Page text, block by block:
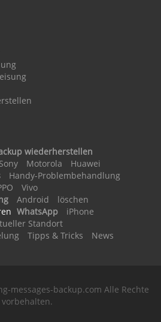
wiederherstellen
Sony Motorola
Huawei
Handy-Problembehandlung
Vivo
Android
löschen
WhatsApp
iPhone
Standort
Tipps & Tricks News
messages-backup.com Alle Rechte
vorbehalten.